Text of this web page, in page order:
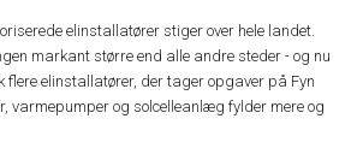
elinstallatører stiger over hele landet.
markant større end alle andre steder - og nu
flere elinstallatører, der tager opgaver på Fyn
varmepumper og solcelleanlæg fylder mere og